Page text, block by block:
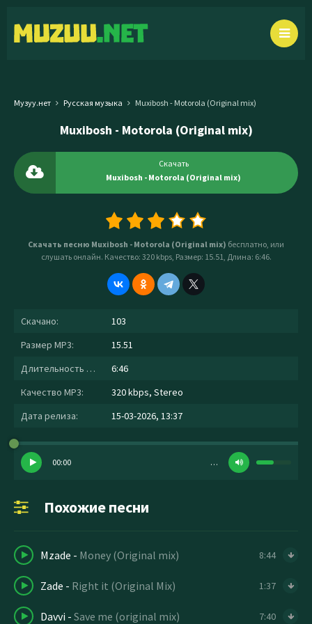
Музуу.нет Русская музыка Muxibosh - Motorola (Original mix)
Muxibosh - Motorola (Original mix)
Скачать
Muxibosh - Motorola (Original mix)
Скачать песню Muxibosh - Motorola (Original mix) бесплатно, или
слушать онлайн. Качество: 320 kbps, Размер: 15.51, Длина: 6:46.
Скачано:
103
Размер MP3:
15.51
Длительность MP3:
6:46
Качество MP3:
320 kbps, Stereo
Дата релиза:
15-03-2026, 13:37
00:00 …
Похожие песни
Mzade - Money (Original mix) 8:44
Zade - Right it (Original Mix) 1:37
Davvi - Save me (original mix) 7:40